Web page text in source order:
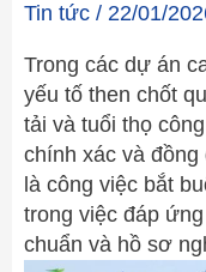
Tin tức/ 22/01/
Trong các dự án
yếu tố then chốt
tải và tuổi thọ
chính xác và đồng
là công việc bắt
trong việc đáp
chuẩn và hồ sơ